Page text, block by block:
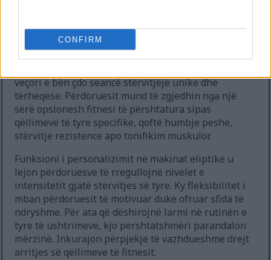
CONFIRM
stërvitje, duke u bërë tërheqëse për një spektër të
gjerë entuziastësh të fitnesit. Këto pajisje shpesh
vijnë me rutina të programueshme që imitojnë
veçori e bën çdo seancë stërvitjeje unike dhe
tërheqëse. Përdoruesit mund të zgjedhin nga një
sërë opsionesh fitnesi të përshtatura sipas
qëllimeve të tyre specifike, qoftë humbje peshe,
stërvitje rezistence apo tonifikim muskulor.
Funksioni i personalizimit në makinat eliptike u
lejon përdoruesve të rregullojnë nivelet e
intensitetit gjatë stërvitjes së tyre. Ky fleksibilitet i
mban përdoruesit të motivuar duke ofruar sfida të
ndryshme. Për ata që dëshirojnë larmi në rutinën e
tyre të ushtrimeve, kjo përshtatshmëri parandalon
mërzinë. Inkurajon përpjekje të vazhdueshme drejt
arritjes së qëllimeve të fitnesit.